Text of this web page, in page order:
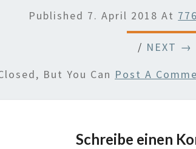
Published 7. April 2018 At
/ NEXT →
But You Can Post A
Schreibe einen